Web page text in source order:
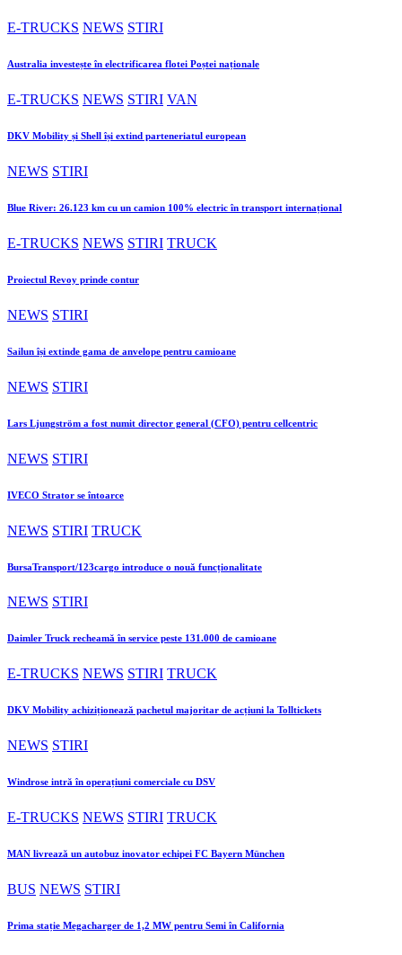
E-TRUCKS NEWS STIRI
Australia investește în electrificarea flotei Poștei naționale
E-TRUCKS NEWS STIRI VAN
DKV Mobility și Shell își extind parteneriatul european
NEWS STIRI
Blue River: 26.123 km cu un camion 100% electric în transport internațional
E-TRUCKS NEWS STIRI TRUCK
Proiectul Revoy prinde contur
NEWS STIRI
Sailun își extinde gama de anvelope pentru camioane
NEWS STIRI
Lars Ljungström a fost numit director general (CFO) pentru cellcentric
NEWS STIRI
IVECO Strator se întoarce
NEWS STIRI TRUCK
BursaTransport/123cargo introduce o nouă funcționalitate
NEWS STIRI
Daimler Truck recheamă în service peste 131.000 de camioane
E-TRUCKS NEWS STIRI TRUCK
DKV Mobility achiziționează pachetul majoritar de acțiuni la Tolltickets
NEWS STIRI
Windrose intră în operațiuni comerciale cu DSV
E-TRUCKS NEWS STIRI TRUCK
MAN livrează un autobuz inovator echipei FC Bayern München
BUS NEWS STIRI
Prima stație Megacharger de 1,2 MW pentru Semi în California